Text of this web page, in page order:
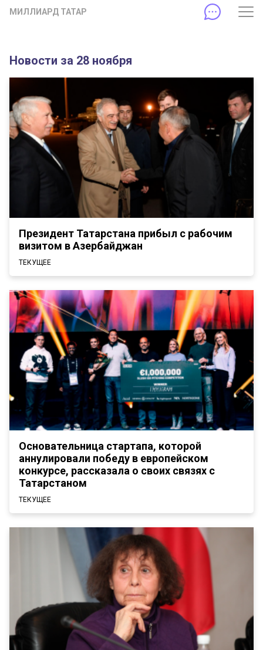
МИЛЛИАРД ТАТАР
Новости за 28 ноября
Президент Татарстана прибыл с рабочим
визитом в Азербайджан
ТЕКУЩЕЕ
Основательница стартапа, которой
аннулировали победу в европейском
конкурсе, рассказала о своих связях с
Татарстаном
ТЕКУЩЕЕ